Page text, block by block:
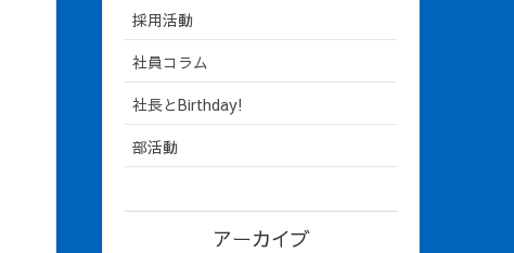
採用活動
社員コラム
社長とBirthday!
部活動
アーカイブ